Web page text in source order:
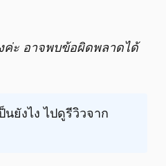
ค่ะ อาจพบข้อผิดพลาดได้
นยังไง ไปดูรีวิวจาก